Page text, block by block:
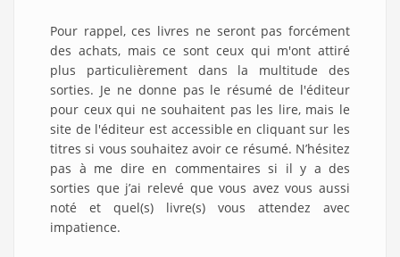
Pour rappel, ces livres ne seront pas forcément
des achats, mais ce sont ceux qui m'ont attiré
plus particulièrement dans la multitude des
sorties. Je ne donne pas le résumé de l'éditeur
pour ceux qui ne souhaitent pas les lire, mais le
site de l'éditeur est accessible en cliquant sur les
titres si vous souhaitez avoir ce résumé. N’hésitez
pas à me dire en commentaires si il y a des
sorties que j’ai relevé que vous avez vous aussi
noté et quel(s) livre(s) vous attendez avec
impatience.